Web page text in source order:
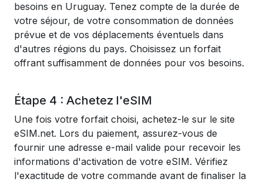
besoins en Uruguay. Tenez compte de la durée de
votre séjour, de votre consommation de données
prévue et de vos déplacements éventuels dans
d'autres régions du pays. Choisissez un forfait
offrant suffisamment de données pour vos besoins.
Étape 4 : Achetez l'eSIM
Une fois votre forfait choisi, achetez-le sur le site
eSIM.net. Lors du paiement, assurez-vous de
fournir une adresse e-mail valide pour recevoir les
informations d'activation de votre eSIM. Vérifiez
l'exactitude de votre commande avant de finaliser la